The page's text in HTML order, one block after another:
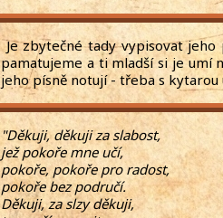
Je zbytečné tady vypisovat jeho
pamatujeme a ti mladší si je umí
jeho písně notují - třeba s
"Děkuji, děkuji za slabost,
jež pokoře mne učí,
pokoře, pokoře pro radost,
pokoře bez područí.
Děkuji, za slzy děkuji,